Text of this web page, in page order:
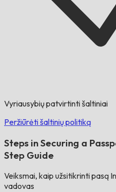
Vyriausybių patvirtinti šaltiniai
Peržiūrėti šaltinių politiką
Steps in Securing a
Step Guide
Veiksmai, kaip užsitikrinti pasą
vadovas